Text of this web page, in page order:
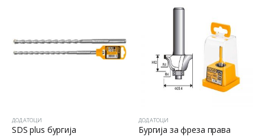
ДОДАТОЦИ
Бургија за фреза права
ДОДАТОЦИ